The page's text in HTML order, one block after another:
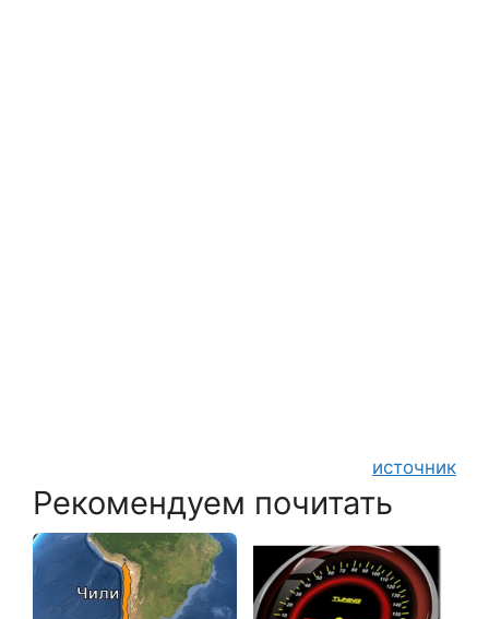
источник
Рекомендуем почитать